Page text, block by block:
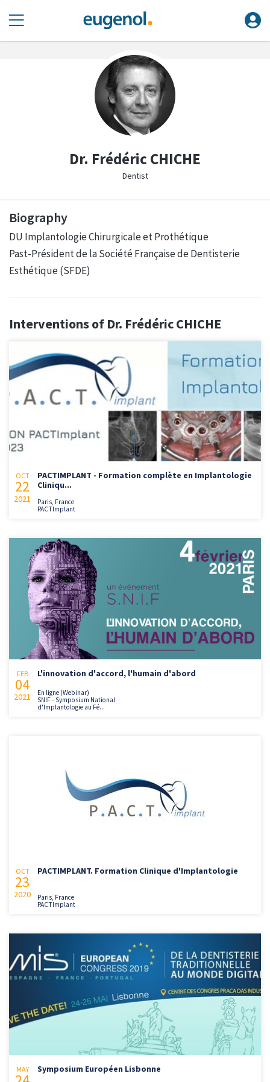
Dr. Frédéric CHICHE
Dentist
Biography
DU Implantologie Chirurgicale et Prothétique
Past-Président de la Société Française de Dentisterie
Esthétique (SFDE)
Interventions of Dr. Frédéric CHICHE
OCT
22
2021
PACTIMPLANT - Formation complète en Implantologie
Cliniqu...
Paris, France
PACTImplant
FEB
04
2021
L'innovation d'accord, l'humain d'abord
En ligne (Webinar)
SNIF - Symposium National
d'Implantologie au Fé...
OCT
23
2020
PACTIMPLANT. Formation Clinique d'Implantologie
Paris, France
PACTImplant
MAY Symposium Européen Lisbonne